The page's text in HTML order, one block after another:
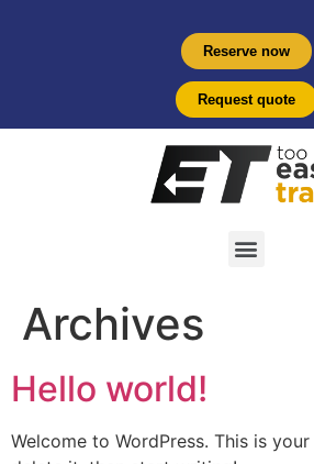
Reserve now
Request quote
Archives
Hello world!
Welcome to WordPress. This is